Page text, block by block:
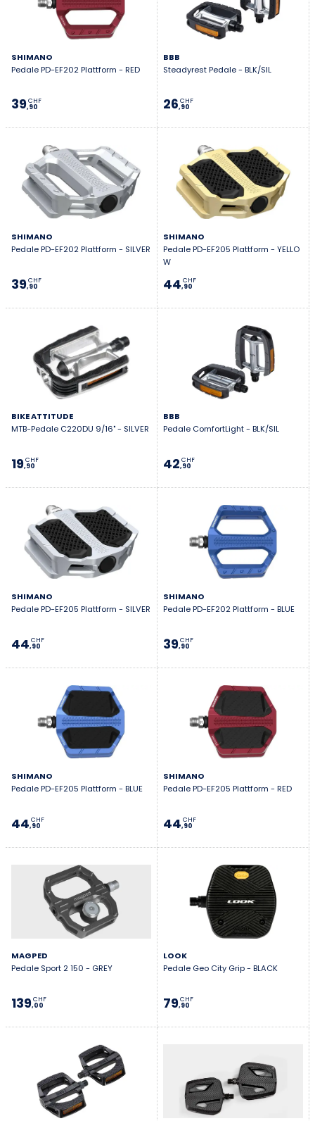
Klickbindung. Gute City-Pedale sind die, die sicher
stehen, bei Regen nicht rutschen und langfristig ohne
Spiel laufen.
SHIMANO
Pedale PD-EF202 Plattform - RED
39,90
CHF
BBB
Steadyrest Pedale - BLK/SIL
26,90
CHF
SHIMANO
Pedale PD-EF202 Plattform - SILVER
39,90
CHF
SHIMANO
Pedale PD-EF205 Plattform - YELLO
W
44,90
CHF
BIKE ATTITUDE
MTB-Pedale C220DU 9/16" - SILVER
19,90
CHF
BBB
Pedale ComfortLight - BLK/SIL
42,90
CHF
SHIMANO
Pedale PD-EF205 Plattform - SILVER
44,90
CHF
SHIMANO
Pedale PD-EF202 Plattform - BLUE
39,90
CHF
SHIMANO
Pedale PD-EF205 Plattform - BLUE
44,90
CHF
SHIMANO
Pedale PD-EF205 Plattform - RED
44,90
CHF
MAGPED
Pedale Sport 2 150 - GREY
139,00
CHF
LOOK
Pedale Geo City Grip - BLACK
79,90
CHF